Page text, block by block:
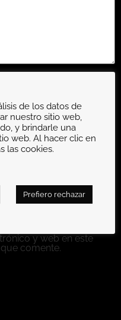
y web en este
comente.
de los datos de
nuestro sitio web,
y brindarle una
web. Al hacer clic en
las cookies.
Prefiero rechazar